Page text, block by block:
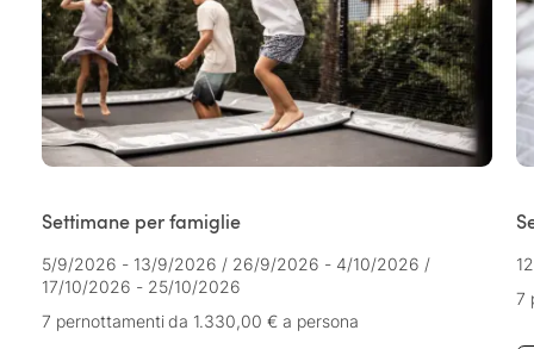
Settimane per famiglie
5/9/2026 - 13/9/2026 / 26/9/2026 - 4/10/2026 /
17/10/2026 - 25/10/2026
7 pernottamentida 1.330,00 € a persona
7